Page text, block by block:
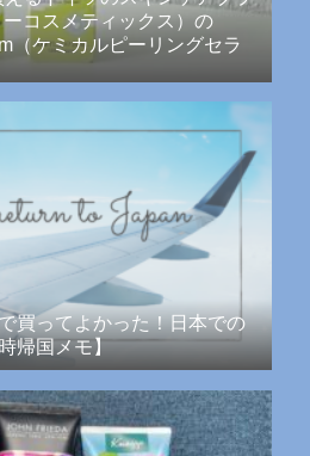
コスメティックス）の
（ケミカルピーリングセラ
買ってよかった！日本での
帰国メモ】